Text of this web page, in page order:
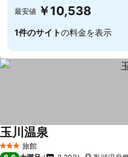
最安値 ￥10,538
1件のサイトの料金を表示
3 ホテルのランク
旅館
玉川温泉